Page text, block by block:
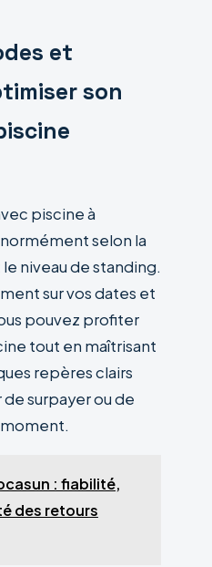
et
son
piscine à
selon la
niveau de standing.
sur vos dates et
pouvez profiter
tout en maîtrisant
repères clairs
surpayer ou de
moment.
: fiabilité,
des retours